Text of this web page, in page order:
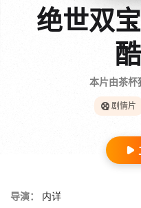
绝世双
本片由茶
剧情片
导演：
内详